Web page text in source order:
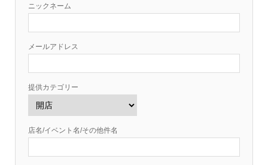
ニックネーム
メールアドレス
提供カテゴリー
店名/イベント名/その他件名